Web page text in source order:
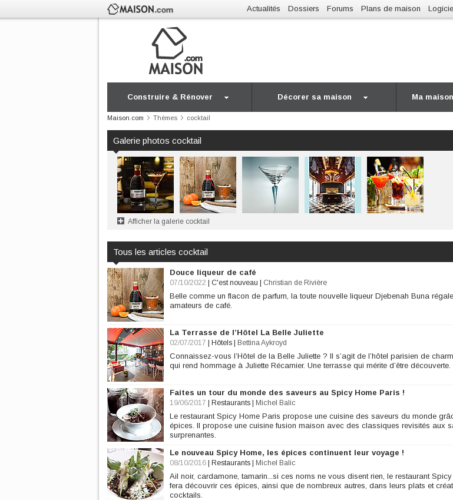
Actualités Dossiers Forums Plans de maison
Construire & Rénover Décorer sa maison Ma
Maison.com Thèmes cocktail
Galerie photos cocktail
Afficher la galerie cocktail
Tous les articles cocktail
Douce liqueur de café
07/10/2022 C'est nouveau Christian de Rivière
Belle comme un flacon de parfum, la toute nouvelle liqueur Djebenah Buna
amateurs de café.
La Terrasse de l’Hôtel La Belle Juliette
02/07/2017 Hôtels Bettina Aykroyd
Connaissez-vous l’Hôtel de la Belle Juliette ? Il s’agit de l’hôtel parisien de
qui rend hommage à Juliette Récamier. Une terrasse qui mérite d’être découverte.
Faites un tour du monde des saveurs au Spicy Home Paris !
19/06/2017 Restaurants Michel Balic
Le restaurant Spicy Home Paris propose une cuisine des saveurs du monde
épices. Il propose une cuisine fusion maison avec des classiques revisités aux
surprenantes.
Le nouveau Spicy Home, les épices continuent leur voyage !
08/10/2016 Restaurants Michel Balic
Ail noir, cardamone, tamarin...si ces noms ne vous disent rien, le restaurant
fera découvrir ces épices, ainsi que de nombreux autres, dans leurs plats et
cocktails.